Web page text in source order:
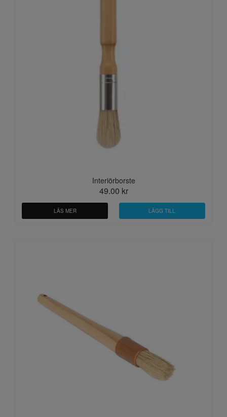
Interiörborste
49.00 kr
LÄS MER